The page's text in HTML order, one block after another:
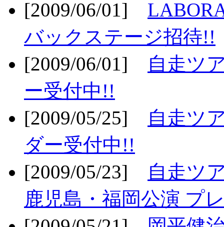
[2009/06/01]
バックステージ招待!!
[2009/06/01]
自走ツ
ー受付中!!
[2009/05/25]
自走ツ
ダー受付中!!
[2009/05/23]
自走ツ
鹿児島・福岡公演 プ